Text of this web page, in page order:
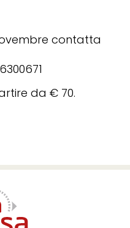
contatta
da € 70.